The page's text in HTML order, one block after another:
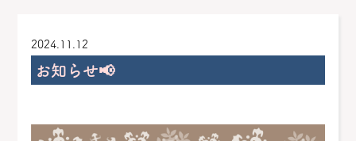
2024.11.12
お知らせ📢